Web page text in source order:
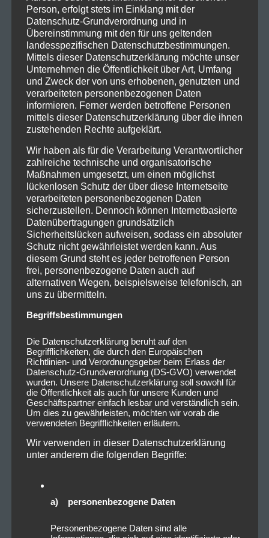
eröffnen: Mittelalter-Rock mit Haggefuggund
Piraten-Folk mitKaterfahrt– beide feiern ihr
Schlosshof-Debüt. Und auf dem Markt wird es
unterhaltsam mitFatzwerk, die schon vor über 10
Jahren Teil des Schlosshof Festivals waren.
Moderiert wird das Schlosshof Festival 2025 von Elsi,
der sonst den Dudelsack bei Saltatio Mortis spielt.
Übrigens wird dieser am Vorabend auch einen
Dudelsack-Workshop geben mit anschließendem
Konzert der Gebrüder Schlimmm – das Event ist
aber leider bereits ausgebucht.
Infos zum Schlosshof Festival
2025
Wo?Höchstadt an der Aisch (Schlossberg, 91315
Höchstadt)
Wann?Freitag, 22.08. (ab 16:30 Uhr) und Samstag,
23.08.2024 (ab 12:00 Uhr)
Tickets: Das Wochenendticket gibt es für 103 Euro
Vorverkaufsstellen in Franken. Tagestickets gibt es
ab 53 Euro bei ok-Ticket und Eventim.
Camping:Wie die Jahre zuvor ist der Campingplatz
wieder auf den Aischwiesen, die fußläufig erreichbar
sind. Wer beim Schlosshof Festival 2025 campen
möchte, kann das von Donnerstag, den 21.08. bis
Sonntag, den 24.08. tun – damit das Festival ganz
entspannt von Anfang bis Ende besucht werden
Festival festival 2025 ,
Person, erfolgt stets im Einklang mit der
Datenschutz-Grundverordnung und in
Übereinstimmung mit den für uns geltenden
landesspezifischen Datenschutzbestimmungen.
Mittels dieser Datenschutzerklärung möchte unser
Unternehmen die Öffentlichkeit über Art, Umfang
und Zweck der von uns erhobenen, genutzten und
verarbeiteten personenbezogenen Daten
informieren. Ferner werden betroffene Personen
mittels dieser Datenschutzerklärung über die ihnen
zustehenden Rechte aufgeklärt.
Wir haben als für die Verarbeitung Verantwortlicher
zahlreiche technische und organisatorische
Maßnahmen umgesetzt, um einen möglichst
lückenlosen Schutz der über diese Internetseite
verarbeiteten personenbezogenen Daten
sicherzustellen. Dennoch können Internetbasierte
Datenübertragungen grundsätzlich
Sicherheitslücken aufweisen, sodass ein absoluter
Schutz nicht gewährleistet werden kann. Aus
diesem Grund steht es jeder betroffenen Person
frei, personenbezogene Daten auch auf
alternativen Wegen, beispielsweise telefonisch, an
uns zu übermitteln.
Begriffsbestimmungen
Die Datenschutzerklärung beruht auf den
Begrifflichkeiten, die durch den Europäischen
Richtlinien- und Verordnungsgeber beim Erlass der
Datenschutz-Grundverordnung (DS-GVO) verwendet
wurden. Unsere Datenschutzerklärung soll sowohl für
die Öffentlichkeit als auch für unsere Kunden und
Geschäftspartner einfach lesbar und verständlich sein.
Um dies zu gewährleisten, möchten wir vorab die
verwendeten Begrifflichkeiten erläutern.
Wir verwenden in dieser Datenschutzerklärung
unter anderem die folgenden Begriffe:
a) personenbezogene Daten
Personenbezogene Daten sind alle